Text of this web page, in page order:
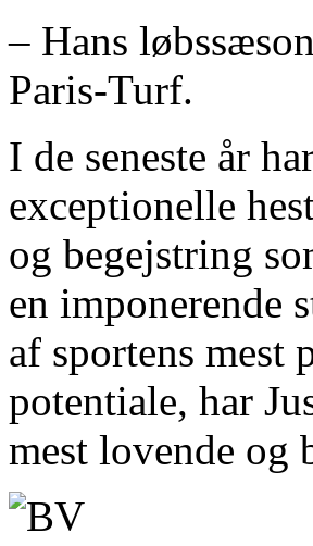
– Hans
Paris-Turf.
I de seneste år
exceptionelle
og begejstring
en imponerende
af sportens mest
potentiale, har
mest lovende og